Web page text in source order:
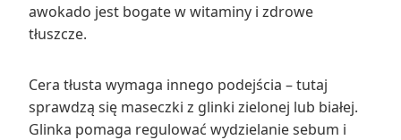
awokado jest bogate w witaminy i zdrowe
tłuszcze.
Cera tłusta wymaga innego podejścia – tutaj
sprawdzą się maseczki z glinki zielonej lub białej.
Glinka pomaga regulować wydzielanie sebum i